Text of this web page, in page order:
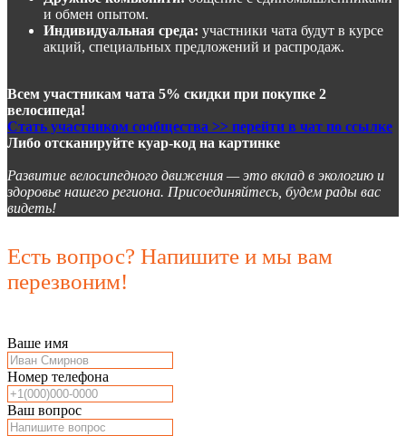
и обмен опытом.
Индивидуальная среда: участники чата будут в курсе
акций, специальных предложений и распродаж.
Всем участникам чата 5% скидки при покупке 2
велосипеда!
Стать участником сообщества >> перейти в чат по ссылке
Либо отсканируйте куар-код на картинке
Развитие велосипедного движения — это вклад в экологию и
здоровье нашего региона. Присоединяйтесь, будем рады вас
видеть!
Есть вопрос? Напишите и мы вам
перезвоним!
Ваше имя
Номер телефона
Ваш вопрос